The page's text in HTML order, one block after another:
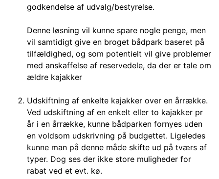
godkendelse af udvalg/bestyrelse.
Denne løsning vil kunne spare nogle penge, men
vil samtidigt give en broget bådpark baseret på
tilfældighed, og som potentielt vil give problemer
med anskaffelse af reservedele, da der er tale om
ældre kajakker
Udskiftning af enkelte kajakker over en årrække.
Ved udskiftning af en enkelt eller to kajakker pr
år i en årrække, kunne bådparken fornyes uden
en voldsom udskrivning på budgettet. Ligeledes
kunne man på denne måde skifte ud på tværs af
typer. Dog ses der ikke store muligheder for
rabat ved et evt. kø.